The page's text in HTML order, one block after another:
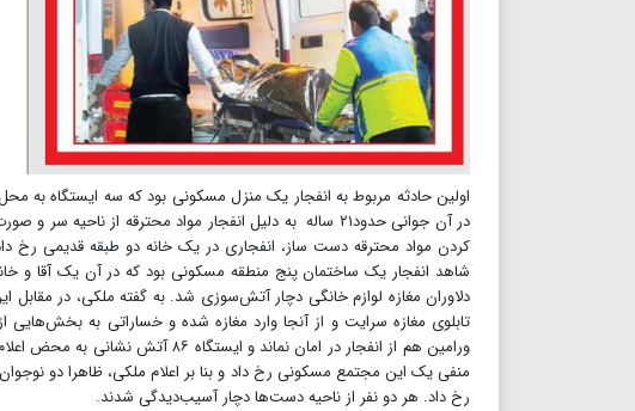
اولین حادثه مربوط به انفجار یک منزل مسکونی بود که سه ایستگاه به
در آن جوانی حدود۲۱ ساله به دلیل انفجار مواد محترقه
کردن مواد محترقه دست ساز، انفجاری در ‌یک خانه دو طبقه قدیمی رخ
دلاوران مغازه لوازم خانگی دچار آتش‌سوزی شد. به گفته ملکی، در
تابلوی مغازه سرایت و از آنجا وارد مغازه شده و خساراتی به
ورامین هم از انفجار در امان نماند
منفی یک این مجتمع مسکونی رخ داد و بنا بر اعلام ملکی، ظاهرا دو
رخ داد. هر دو نفر از ناحیه دست‌ها دچار آسیب‌دیدگی شدند.